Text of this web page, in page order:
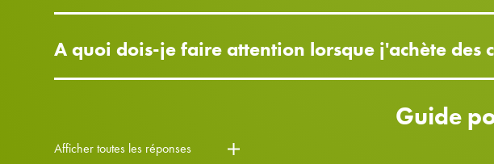
A quoi dois-je faire attention lorsque j'achète des
Guide
Afficher toutes les réponses